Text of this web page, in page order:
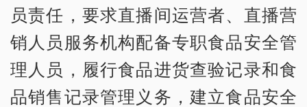
员责任，要求直播间运营者、直播营
销人员服务机构配备专职食品安全管
理人员，履行食品进货查验记录和食
品销售记录管理义务，建立食品安全